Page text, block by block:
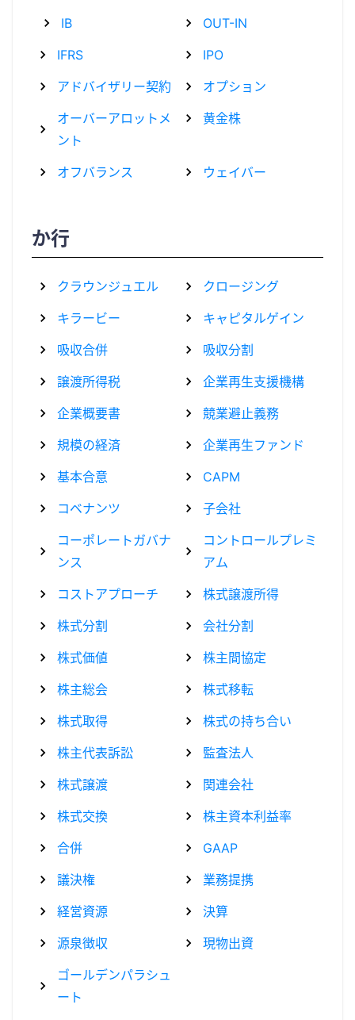
IB
OUT-IN
IFRS
IPO
アドバイザリー契約
オプション
オーバーアロットメ
ント
黄金株
オフバランス ウェイバー
か行
クラウンジュエル
クロージング
キラービー
キャピタルゲイン
吸収合併
吸収分割
譲渡所得税
企業再生支援機構
企業概要書
競業避止義務
規模の経済
企業再生ファンド
基本合意
CAPM
コベナンツ
子会社
コーポレートガバナ
ンス
コントロールプレミ
アム
コストアプローチ
株式譲渡所得
株式分割
会社分割
株式価値
株主間協定
株主総会
株式移転
株式取得
株式の持ち合い
株主代表訴訟
監査法人
株式譲渡
関連会社
株式交換
株主資本利益率
合併
GAAP
議決権
業務提携
経営資源
決算
源泉徴収
現物出資
ゴールデンパラシュ
ート